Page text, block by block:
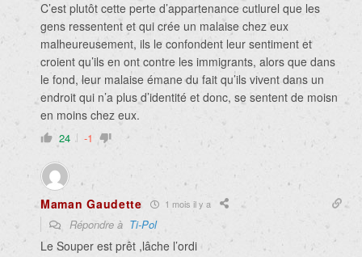
C’est plutôt cette perte d’appartenance cutlurel que les
gens ressentent et qui crée un malaise chez eux
malheureusement, ils le confondent leur sentiment et
croient qu’ils en ont contre les immigrants, alors que dans
le fond, leur malaise émane du fait qu’ils vivent dans un
endroit qui n’a plus d’identité et donc, se sentent de moisn
en moins chez eux.
24 -1
Maman Gaudette 1 mois il y a
Répondre à Ti-Pol
Le Souper est prêt ,lâche l’ordi